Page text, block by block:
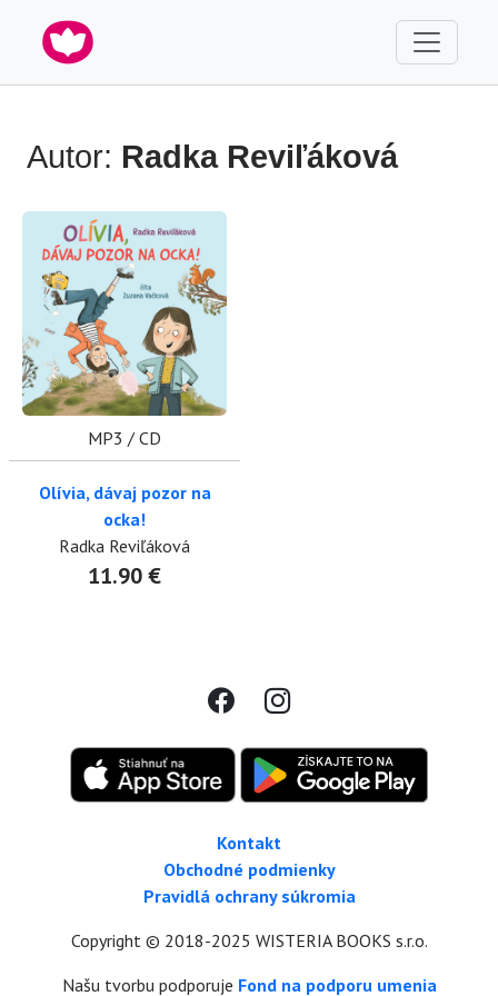
Autor: Radka Reviľáková
MP3 / CD
Olívia, dávaj pozor na
ocka!
Radka Reviľáková
11.90 €
Kontakt
Obchodné podmienky
Pravidlá ochrany súkromia
Copyright © 2018-2025 WISTERIA BOOKS s.r.o.
Našu tvorbu podporuje Fond na podporu umenia